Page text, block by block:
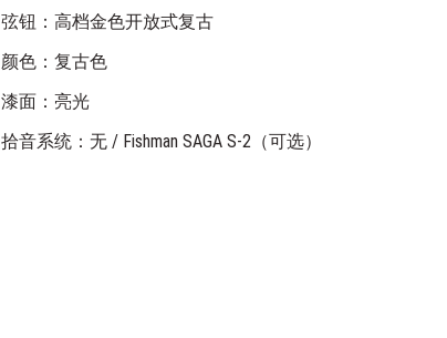
弦钮：高档金色开放式复古
颜色：复古色
漆面：亮光
拾音系统：无 / Fishman SAGA S-2（可选）